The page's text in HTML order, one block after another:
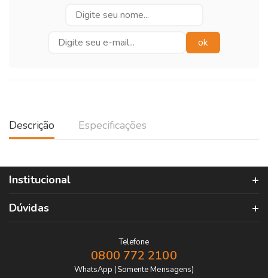
Descrição Especificações
Institucional
Dúvidas
Telefone
0800 772 2100
WhatsApp (Somente Mensagens)